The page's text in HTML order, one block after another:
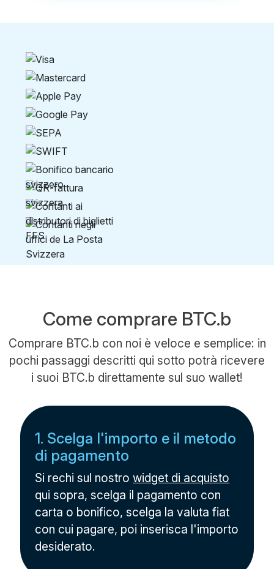
Come comprare BTC.b
Comprare BTC.b con noi è veloce e semplice: in
pochi passaggi descritti qui sotto potrà ricevere
i suoi BTC.b direttamente sul suo wallet!
1. Scelga l'importo e il metodo
di pagamento
Si rechi sul nostrowidget di acquisto
qui sopra, scelga il pagamento con
carta o bonifico, scelga la valuta fiat
con cui pagare, poi inserisca l'importo
desiderato.